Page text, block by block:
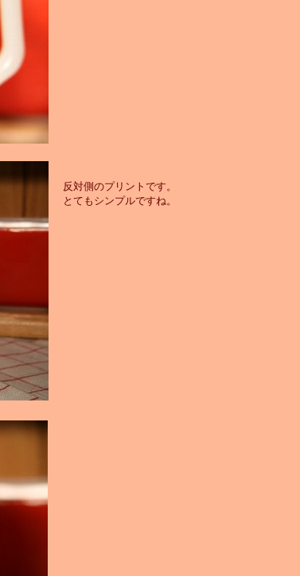
反対側のプリントです。
とてもシンプルですね。